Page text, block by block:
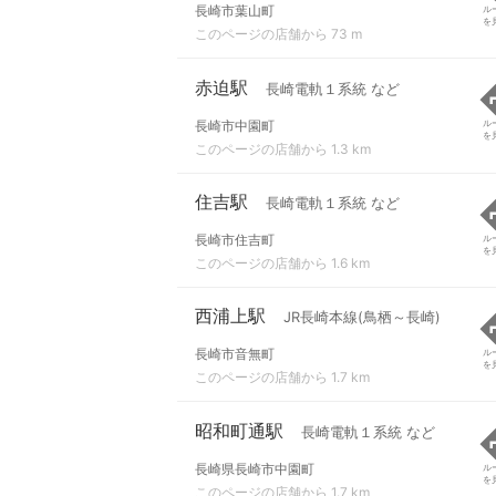
長崎市葉山町
このページの店舗から 73 m
ル
を
赤迫駅 長崎電軌１系統 など
長崎市中園町
このページの店舗から 1.3 km
ル
を
住吉駅 長崎電軌１系統 など
長崎市住吉町
このページの店舗から 1.6 km
ル
を
西浦上駅 JR長崎本線(鳥栖～長崎)
長崎市音無町
このページの店舗から 1.7 km
ル
を
昭和町通駅 長崎電軌１系統 など
長崎県長崎市中園町
このページの店舗から 1.7 km
ル
を